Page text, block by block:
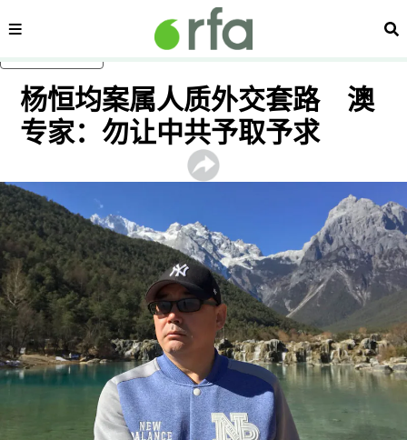
内容分类 搜
杨恒均案属人质外交套路 澳
专家：勿让中共予取予求